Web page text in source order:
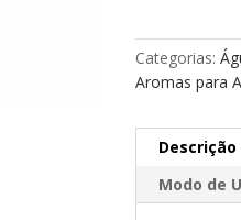
Categorias:
Aromas para
Descrição
Modo de